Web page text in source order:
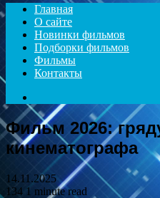
Главная
О сайте
Новинки фильмов
Подборки фильмов
Фильмы
Контакты
for
Фильм 2026:
кинематографа
14.11.2025
134 1 minute read